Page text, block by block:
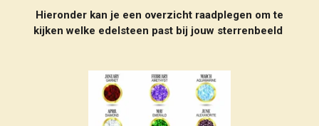
Hieronder kan je een overzicht raadplegen om te
kijken welke edelsteen past bij jouw sterrenbeeld